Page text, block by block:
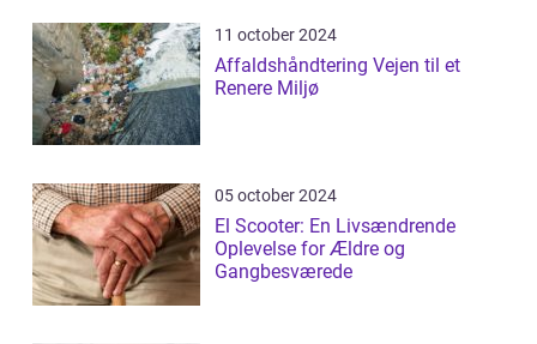
11 october 2024
Affaldshåndtering Vejen til et
Renere Miljø
05 october 2024
El Scooter: En Livsændrende
Oplevelse for Ældre og
Gangbesværede